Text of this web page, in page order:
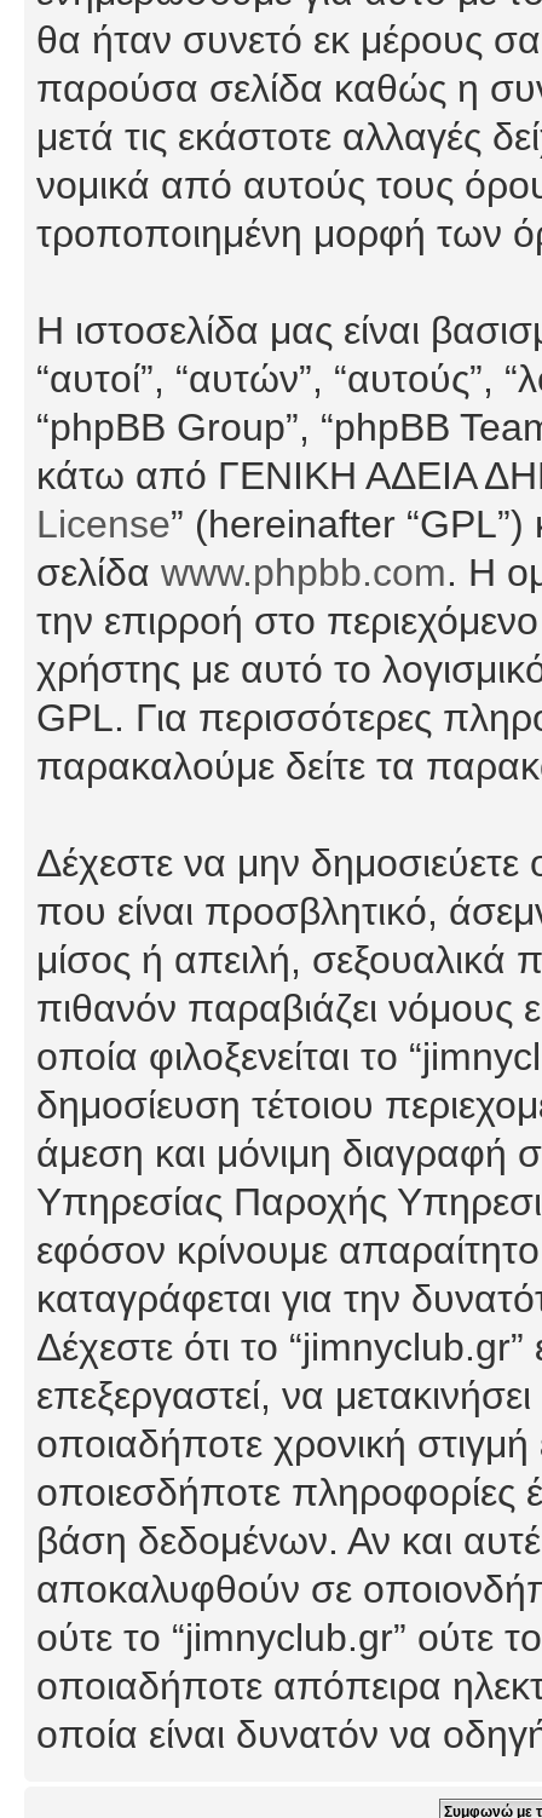
θα ήταν συνετό εκ μέρους
παρούσα σελίδα καθώς η
μετά τις εκάστοτε αλλαγές
νομικά από αυτούς τους
τροποποιημένη μορφή των
Η ιστοσελίδα μας είναι
“αυτοί”, “αυτών”, “αυτούς”,
“phpBB Group”, “phpBB
κάτω από ΓΕΝΙΚΗ ΑΔΕΙΑ
License” (hereinafter “GPL”)
σελίδα www.phpbb.com. Η
την επιρροή στο
χρήστης με αυτό το
GPL. Για περισσότερες
παρακαλούμε δείτε τα
Δέχεστε να μην
που είναι προσβλητικό,
μίσος ή απειλή, σεξουαλικά
πιθανόν παραβιάζει νόμους
οποία φιλοξενείται το
δημοσίευση τέτοιου
άμεση και μόνιμη διαγραφή
Υπηρεσίας Παροχής
εφόσον κρίνουμε
καταγράφεται για την
Δέχεστε ότι το
επεξεργαστεί, να
οποιαδήποτε χρονική στιγμή
οποιεσδήποτε πληροφορίες
βάση δεδομένων. Αν και
αποκαλυφθούν σε
ούτε το “jimnyclub.gr” ούτε
οποιαδήποτε απόπειρα
οποία είναι δυνατόν να